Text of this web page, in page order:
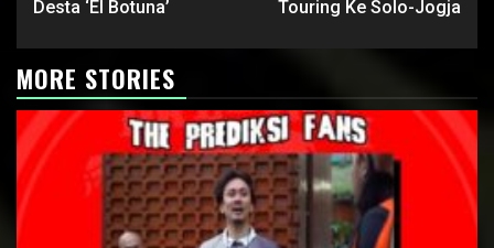
Desta ‘El Botuna’
Touring Ke Solo-Jogja
MORE STORIES